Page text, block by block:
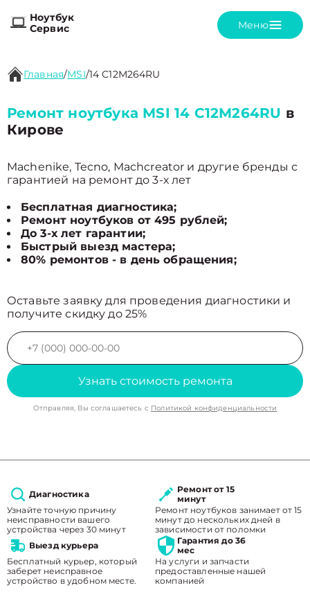
Ноутбук
Сервис
Меню
Главная/MSI/14 C12M264RU
Ремонт ноутбука MSI 14 C12M264RU в
Кирове
Machenike, Tecno, Machcreator и другие бренды с
гарантией на ремонт до 3-х лет
Бесплатная диагностика;
Ремонт ноутбуков от 495 рублей;
До 3-х лет гарантии;
Быстрый выезд мастера;
80% ремонтов - в день обращения;
Оставьте заявку для проведения диагностики и
получите скидку до 25%
Узнать стоимость ремонта
Отправляя, Вы соглашаетесь с Политикой конфиденциальности
Диагностика
Узнайте точную причину
неисправности вашего
устройства через 30 минут
Ремонт от 15
минут
Ремонт ноутбуков занимает от 15
минут до нескольких дней в
зависимости от поломки
Выезд курьера
Бесплатный курьер, который
заберет неисправное
устройство в удобном месте.
Гарантия до 36
мес
На услуги и запчасти
предоставленные нашей
компанией